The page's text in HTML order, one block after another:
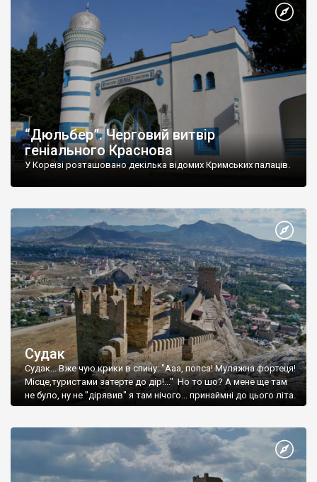
“Дюльбер”. Черговий витвір
геніального Краснова
У Кореїзі розташовано декілька відомих Кримських палаців.
Судак
Судак... Вже чую крики в спину: "Ааа, попса! Муляжна фортеця!
Місце,туристами затерте до дір!..." Но то шо? А мене ще там
не було, ну не "дірявив" я там нічого... принаймні до цього літа.